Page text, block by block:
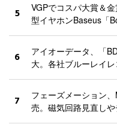
5
VGPでコスパ大賞＆
型イヤホンBaseus「
6
アイオーデータ、「
大。各社ブルーレイ
7
フェーズメーション
売。磁気回路見直し